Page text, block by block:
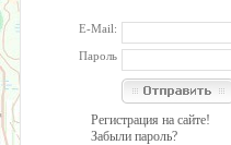
E-Mail:
Пароль
Регистрация на сайте!
Забыли пароль?